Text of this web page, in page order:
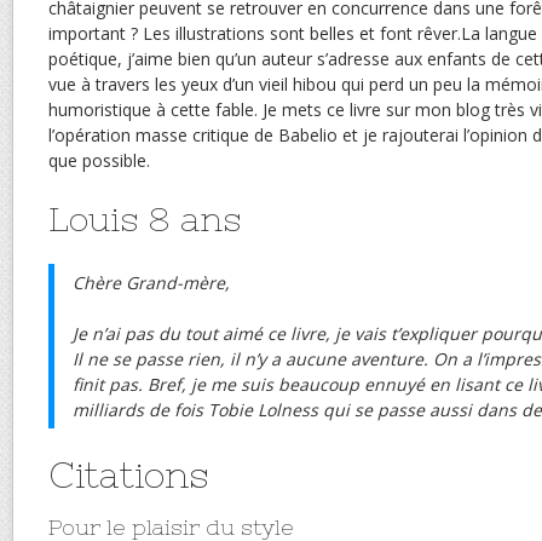
châtaignier peuvent se retrouver en concurrence dans une
important ? Les illustrations sont belles et font rêver.La
poétique, j’aime bien qu’un auteur s’adresse aux enfants de
vue à travers les yeux d’un vieil hibou qui perd un peu la
humoristique à cette fable. Je mets ce livre sur mon blog très
l’opération masse critique de Babelio et je rajouterai l’opinion
que possible.
Louis 8 ans
Chère Grand-mère,
Je n’ai pas du tout aimé ce livre, je vais t’expliquer
Il ne se passe rien, il n’y a aucune aventure. On a
finit pas. Bref, je me suis beaucoup ennuyé en lisant ce
milliards de fois Tobie Lolness qui se passe aussi dans
Citations
Pour le plaisir du style